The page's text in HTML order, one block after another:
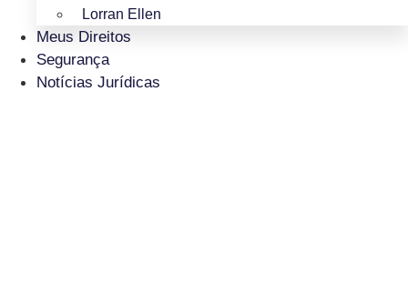
Lorran Ellen
Meus Direitos
Segurança
Notícias Jurídicas